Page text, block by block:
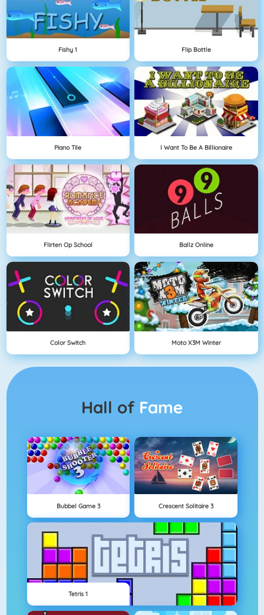
Fishy 1 Flip Bottle
Piano Tile I Want To Be A Billionaire
Flirten Op School Ballz Online
Color Switch Moto X3M Winter
Hall of Fame
Bubbel Game 3 Crescent Solitaire 3
Tetris 1